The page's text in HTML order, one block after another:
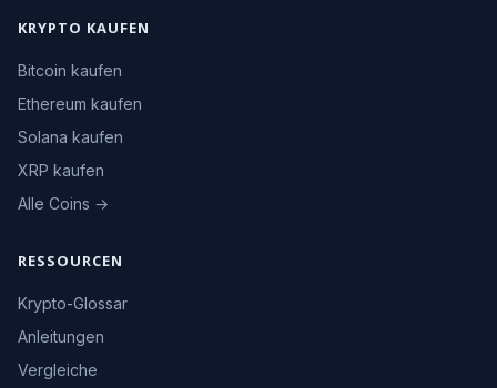
KRYPTO KAUFEN
Bitcoin kaufen
Ethereum kaufen
Solana kaufen
XRP kaufen
Alle Coins →
RESSOURCEN
Krypto-Glossar
Anleitungen
Vergleiche